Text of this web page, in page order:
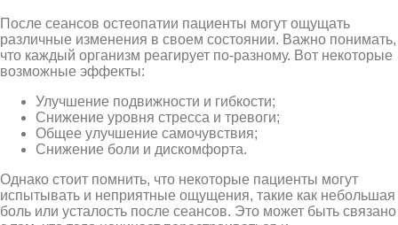
После сеансов остеопатии пациенты могут ощущать
различные изменения в своем состоянии. Важно понимать,
что каждый организм реагирует по-разному. Вот некоторые
возможные эффекты:
Улучшение подвижности и гибкости;
Снижение уровня стресса и тревоги;
Общее улучшение самочувствия;
Снижение боли и дискомфорта.
Однако стоит помнить, что некоторые пациенты могут
испытывать и неприятные ощущения, такие как небольшая
боль или усталость после сеансов. Это может быть связано